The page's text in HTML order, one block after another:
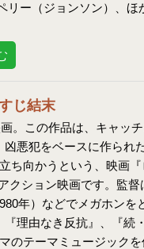
リー（ジョンソン）、ほ
じ結末
。この作品は、キャッチ
悪犯をベースに作られ
ち向かうという、映画『
クション映画です。監督
年）などでメガホンを
理由なき反抗』、『続
のテーマミュージックを